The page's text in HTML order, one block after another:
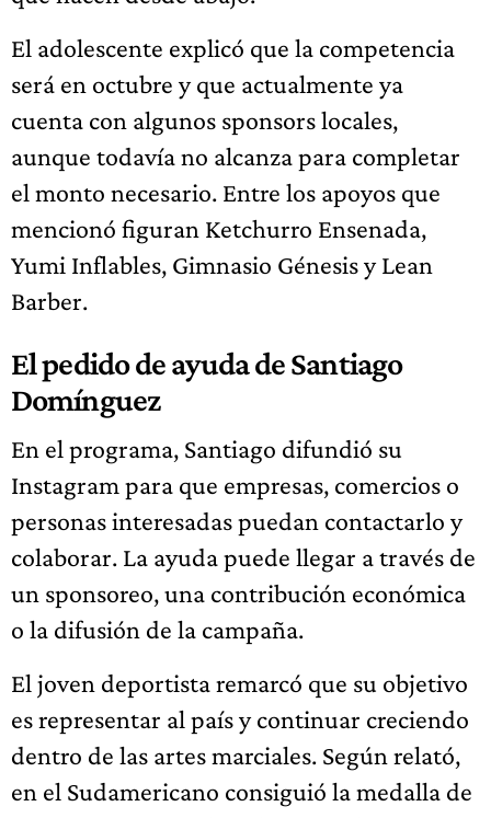
El adolescente explicó que la competencia
será en octubre y que actualmente ya
cuenta con algunos sponsors locales,
aunque todavía no alcanza para completar
el monto necesario. Entre los apoyos que
mencionó figuran Ketchurro Ensenada,
Yumi Inflables, Gimnasio Génesis y Lean
Barber.
El pedido de ayuda de Santiago
Domínguez
En el programa, Santiago difundió su
Instagram para que empresas, comercios o
personas interesadas puedan contactarlo y
colaborar. La ayuda puede llegar a través de
un sponsoreo, una contribución económica
o la difusión de la campaña.
El joven deportista remarcó que su objetivo
es representar al país y continuar creciendo
dentro de las artes marciales. Según relató,
en el Sudamericano consiguió la medalla de